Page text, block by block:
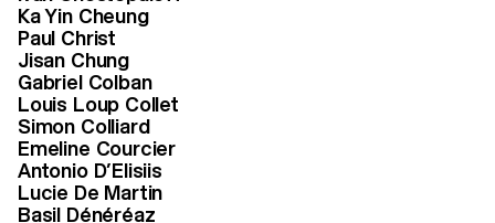
Ka Yin Cheung
Paul Christ
Jisan Chung
Gabriel Colban
Louis Loup Collet
Simon Colliard
Emeline Courcier
Antonio D’Elisiis
Lucie De Martin
Basil Dénéréaz